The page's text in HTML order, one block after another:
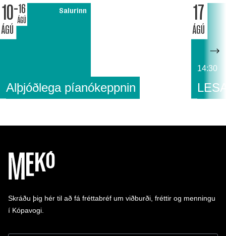
10
ÁGÚ
16
ÁGÚ
Salurinn
Alþjóðlega píanókeppnin
17
ÁGÚ
14:30
Skráðu þig hér til að fá fréttabréf um viðburði, fréttir og menningu
í Kópavogi.